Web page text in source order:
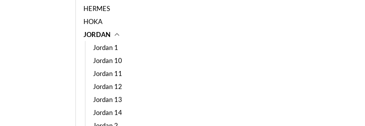
HERMES
HOKA
JORDAN
Jordan 1
Jordan 10
Jordan 11
Jordan 12
Jordan 13
Jordan 14